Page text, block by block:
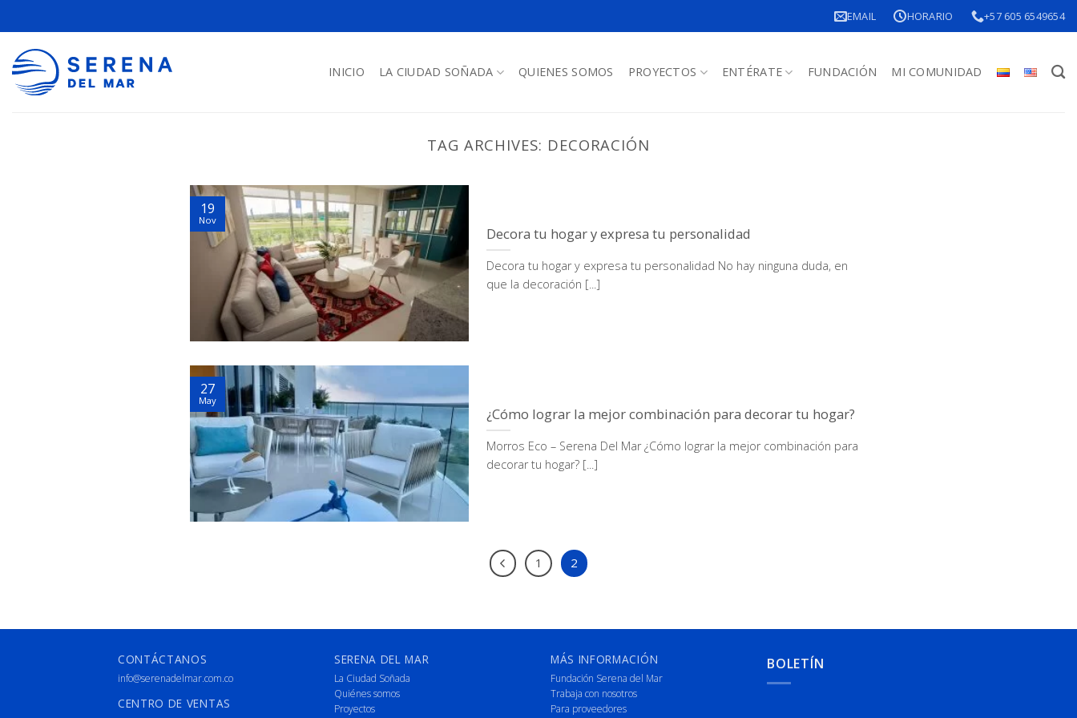
EMAIL HORARIO +57 605 6549654
INICIO LA CIUDAD SOÑADA QUIENES SOMOS PROYECTOS ENTÉRATE FUNDACIÓN MI COMUNIDAD
TAG ARCHIVES: DECORACIÓN
Decora tu hogar y expresa tu personalidad
Decora tu hogar y expresa tu personalidad No hay ninguna duda, en
que la decoración [...]
19
Nov
¿Cómo lograr la mejor combinación para decorar tu hogar?
Morros Eco – Serena Del Mar ¿Cómo lograr la mejor combinación para
decorar tu hogar? [...]
27
May
1 2
CONTÁCTANOS
info@serenadelmar.com.co
CENTRO DE VENTAS
SERENA DEL MAR
La Ciudad Soñada
Quiénes somos
Proyectos
MÁS INFORMACIÓN
Fundación Serena del Mar
Trabaja con nosotros
Para proveedores
BOLETÍN